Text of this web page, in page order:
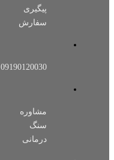
پیگیری
سفارش
09190120030
مشاوره
سنگ
درمانی